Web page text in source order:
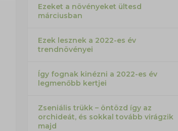
Ezeket a növényeket ültesd
márciusban
Ezek lesznek a 2022-es év
trendnövényei
Így fognak kinézni a 2022-es év
legmenőbb kertjei
Zseniális trükk – öntözd így az
orchideát, és sokkal tovább virágzik
majd